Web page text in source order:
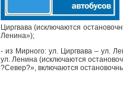
Циргвава (исключаются
Ленина»);
- из Мирного: ул. Циргвава – ул.
ул. Ленина (исключаются
?Север?», включаются